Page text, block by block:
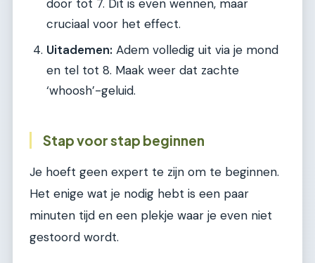
door tot 7. Dit is even wennen, maar
cruciaal voor het effect.
Uitademen: Adem volledig uit via je mond
en tel tot 8. Maak weer dat zachte
‘whoosh’-geluid.
Stap voor stap beginnen
Je hoeft geen expert te zijn om te beginnen.
Het enige wat je nodig hebt is een paar
minuten tijd en een plekje waar je even niet
gestoord wordt.